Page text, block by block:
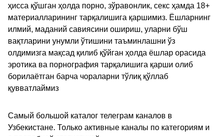
ҳисса қўшган ҳолда порно, зўравонлик, секс ҳамда 18+
материалларининг тарқалишига қаршимиз. Ёшларнинг
илмий, маданий савиясини ошириш, уларни бўш
вақтларини унумли ўтишини таъминлашни ўз
олдимизга мақсад қилиб қўйган ҳолда ёшлар орасида
эротика ва порнография тарқалишига қарши олиб
борилаётган барча чораларни тўлиқ қўллаб
қувватлаймиз
Самый большой каталог телеграм каналов в
Узбекистане. Только активные каналы по категориям и